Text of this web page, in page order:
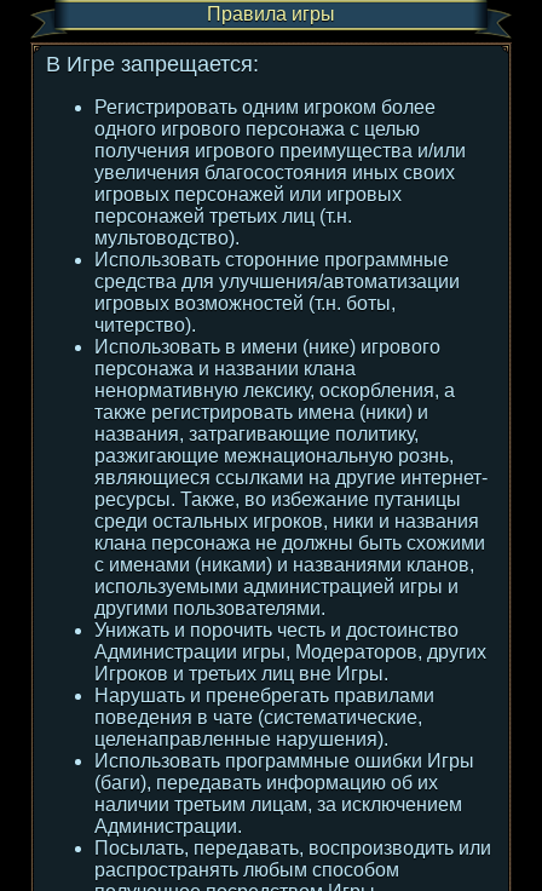
Правила игры
В Игре запрещается:
Регистрировать одним игроком более
одного игрового персонажа с целью
получения игрового преимущества и/или
увеличения благосостояния иных своих
игровых персонажей или игровых
персонажей третьих лиц (т.н.
мультоводство).
Использовать сторонние программные
средства для улучшения/автоматизации
игровых возможностей (т.н. боты,
читерство).
Использовать в имени (нике) игрового
персонажа и названии клана
ненормативную лексику, оскорбления, а
также регистрировать имена (ники) и
названия, затрагивающие политику,
разжигающие межнациональную рознь,
являющиеся ссылками на другие интернет-
ресурсы. Также, во избежание путаницы
среди остальных игроков, ники и названия
клана персонажа не должны быть схожими
с именами (никами) и названиями кланов,
используемыми администрацией игры и
другими пользователями.
Унижать и порочить честь и достоинство
Администрации игры, Модераторов, других
Игроков и третьих лиц вне Игры.
Нарушать и пренебрегать правилами
поведения в чате (систематические,
целенаправленные нарушения).
Использовать программные ошибки Игры
(баги), передавать информацию об их
наличии третьим лицам, за исключением
Администрации.
Посылать, передавать, воспроизводить или
распространять любым способом